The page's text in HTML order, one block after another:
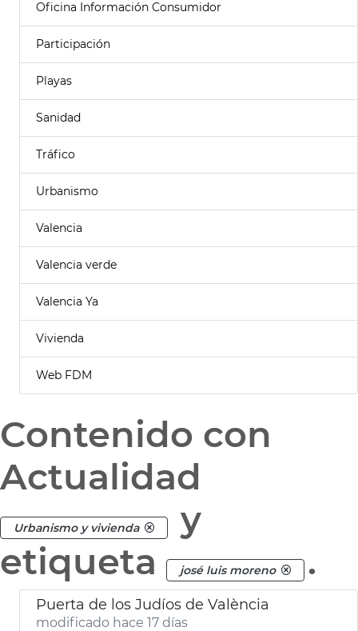
Oficina Información Consumidor
Participación
Playas
Sanidad
Tráfico
Urbanismo
Valencia
Valencia verde
Valencia Ya
Vivienda
Web FDM
Contenido con
Actualidad
Urbanismo y vivienda
y
etiqueta
josé luis moreno .
Puerta de los Judíos de València
modificado hace 17 días